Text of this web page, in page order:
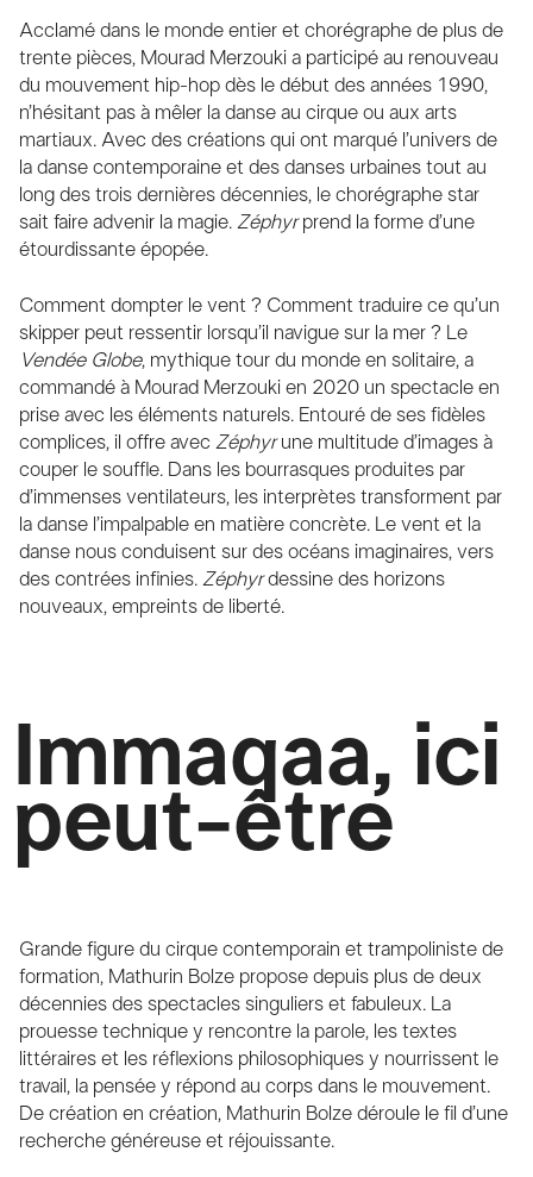
Acclamé dans le monde entier et chorégraphe de plus de
trente pièces, Mourad Merzouki a participé au renouveau
du mouvement hip-hop dès le début des années 1990,
n’hésitant pas à mêler la danse au cirque ou aux arts
martiaux. Avec des créations qui ont marqué l’univers de
la danse contemporaine et des danses urbaines tout au
long des trois dernières décennies, le chorégraphe star
sait faire advenir la magie. Zéphyrprend la forme d’une
étourdissante épopée.
Comment dompter le vent ? Comment traduire ce qu’un
skipper peut ressentir lorsqu’il navigue sur la mer ? Le
Vendée Globe, mythique tour du monde en solitaire, a
commandé à Mourad Merzouki en 2020 un spectacle en
prise avec les éléments naturels. Entouré de ses fidèles
complices, il offre avec Zéphyrune multitude d’images à
couper le souffle. Dans les bourrasques produites par
d’immenses ventilateurs, les interprètes transforment par
la danse l’impalpable en matière concrète. Le vent et la
danse nous conduisent sur des océans imaginaires, vers
des contrées infinies. Zéphyrdessine des horizons
nouveaux, empreints de liberté.
Immaqaa, ici
peut-être
Grande figure du cirque contemporain et trampoliniste de
formation, Mathurin Bolze propose depuis plus de deux
décennies des spectacles singuliers et fabuleux. La
prouesse technique y rencontre la parole, les textes
littéraires et les réflexions philosophiques y nourrissent le
travail, la pensée y répond au corps dans le mouvement.
De création en création, Mathurin Bolze déroule le fil d’une
recherche généreuse et réjouissante.